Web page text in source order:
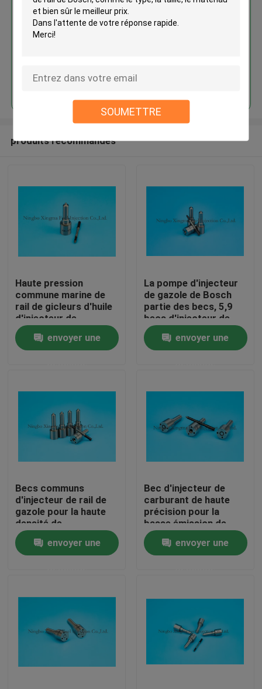
SOUMETTRE
Aperçu
A propos de nous
Visite d'usine
Contrôle de la qualité
Contact
Becs d'injecteur de Bosch
grande vitesse du bec
0445120394 d'injecteur de
Continuer
produits recommandés
Haute pression
commune marine de
rail de gicleurs d'huile
d'injecteur de
carburant de moteur
d'automobiles
envoyer une
La pompe d'injecteur
de gazole de Bosch
partie des becs, 5,9
becs d'injecteur de
Cummins
envoyer une
Becs communs
d'injecteur de rail de
gazole pour la haute
densité de
0445120126
injecteursenvoyer une
Bec d'injecteur de
carburant de haute
précision pour la
basse émission de
KOMATSU
0445120059envoyer une